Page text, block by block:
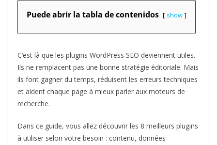
Puede abrir la tabla de contenidos show
C’est là que les plugins WordPress SEO deviennent utiles.
Ils ne remplacent pas une bonne stratégie éditoriale. Mais
ils font gagner du temps, réduisent les erreurs techniques
et aident chaque page à mieux parler aux moteurs de
recherche.
Dans ce guide, vous allez découvrir les 8 meilleurs plugins
à utiliser selon votre besoin : contenu, données